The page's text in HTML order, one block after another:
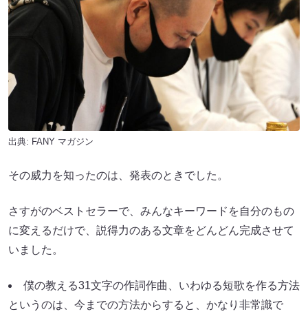
出典: FANY マガジン
その威力を知ったのは、発表のときでした。
さすがのベストセラーで、みんなキーワードを自分のもの
に変えるだけで、説得力のある文章をどんどん完成させて
いました。
僕の教える31文字の作詞作曲、いわゆる短歌を作る方法
というのは、今までの方法からすると、かなり非常識で